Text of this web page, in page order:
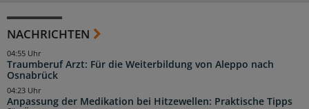
NACHRICHTEN
Traumberuf Arzt: Für die Weiterbildung von Aleppo nach
Osnabrück
04:55 Uhr
Anpassung der Medikation bei Hitzewellen: Praktische Tipps
04:23 Uhr